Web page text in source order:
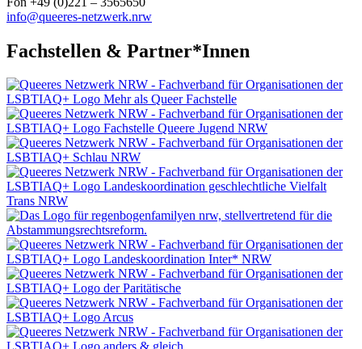
info@queeres-netzwerk.nrw
Fachstellen & Partner*Innen